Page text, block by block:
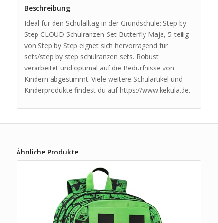
Beschreibung
Ideal für den Schulalltag in der Grundschule: Step by
Step CLOUD Schulranzen-Set Butterfly Maja, 5-teilig
von Step by Step eignet sich hervorragend für
sets/step by step schulranzen sets. Robust
verarbeitet und optimal auf die Bedürfnisse von
Kindern abgestimmt. Viele weitere Schulartikel und
Kinderprodukte findest du auf https://www.kekula.de.
Ähnliche Produkte